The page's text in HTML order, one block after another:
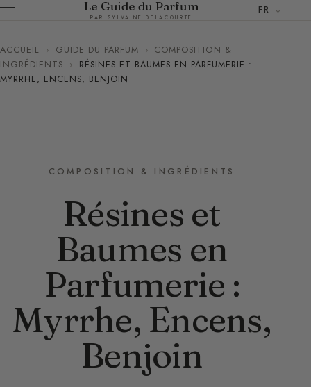
Le Guide du Parfum
PAR SYLVAINE DELACOURTE
FR
ACCUEIL › GUIDE DU PARFUM › COMPOSITION &
INGRÉDIENTS
›
RÉSINES ET BAUMES EN PARFUMERIE :
MYRRHE, ENCENS, BENJOIN
COMPOSITION & INGRÉDIENTS
Résines et
Baumes en
Parfumerie :
Myrrhe, Encens,
Benjoin